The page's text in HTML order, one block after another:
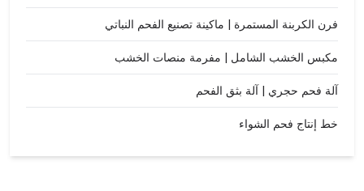
فرن الكربنة المستمرة | ماكينة تصنيع الفحم النباتي
مكبس الخشب الشامل | مفرمة منصات الخشب
آلة فحم حجري | آلة بثق الفحم
خط إنتاج فحم الشواء